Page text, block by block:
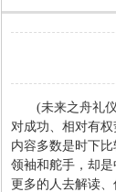
(未来之舟礼
对成功、相对有
内容多数是时下
领袖和舵手，却
更多的人去解读